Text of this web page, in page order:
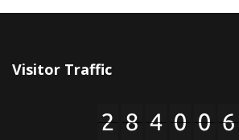
Visitor Traffic